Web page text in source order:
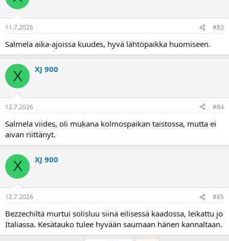
11.7.2026 #83
Salmela aika-ajoissa kuudes, hyvä lähtöpaikka huomiseen.
X XJ 900
12.7.2026 #84
Salmela viides, oli mukana kolmospaikan taistossa, mutta ei
aivan riittänyt.
X XJ 900
12.7.2026 #85
Bezzechiltä murtui solisluu siinä eilisessä kaadossa, leikattu jo
Italiassa. Kesätauko tulee hyvään saumaan hänen kannaltaan.